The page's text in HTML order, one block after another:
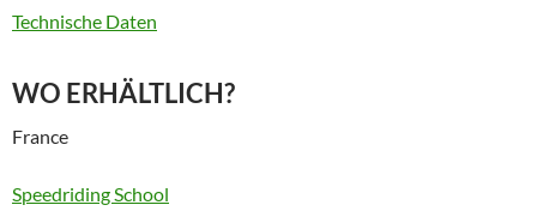
Technische Daten
WO ERHÄLTLICH?
France
Speedriding School